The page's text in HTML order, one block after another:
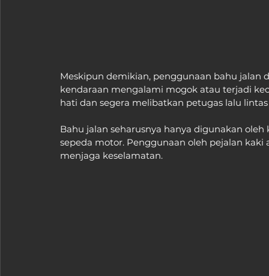
Meskipun demikian, penggunaan bahu jalan
kendaraan mengalami mogok atau terjadi
hati dan segera melibatkan petugas lalu
Bahu jalan seharusnya hanya digunakan
sepeda motor. Penggunaan oleh pejalan
menjaga keselamatan.